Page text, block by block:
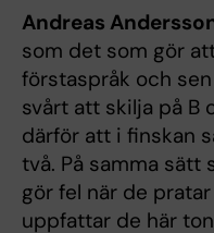
Andreas
som det som gör
förstaspråk och
svårt att skilja på B
därför att i finskan
två. På samma sätt
gör fel när de
uppfattar de här